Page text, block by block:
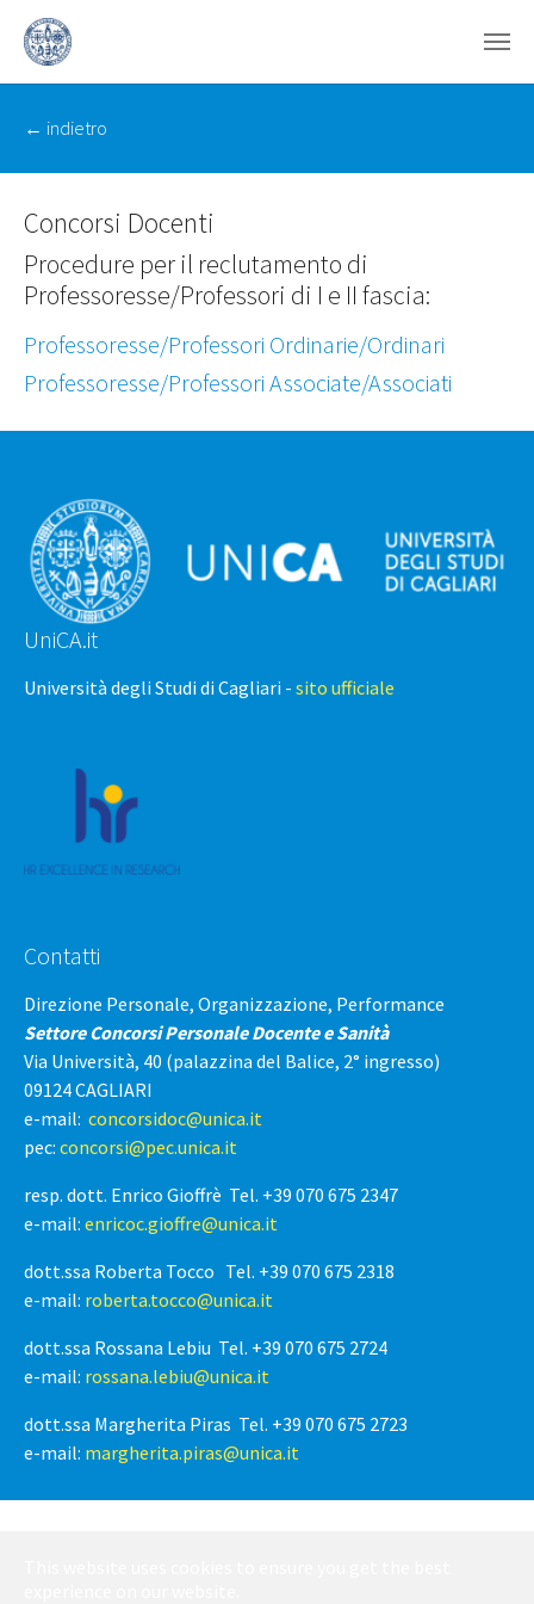
‭← indietro
Concorsi Docenti
Procedure per il reclutamento di
Professoresse/Professori di I e II fascia:
Professoresse/Professori Ordinarie/Ordinari
Professoresse/Professori Associate/Associati
UniCA.it
Università degli Studi di Cagliari - sito ufficiale
Contatti
Direzione Personale, Organizzazione, Performance
Settore Concorsi Personale Docente e Sanità
Via Università, 40 (palazzina del Balice, 2° ingresso)
09124 CAGLIARI
e-mail: concorsidoc@unica.it
pec: concorsi@pec.unica.it
resp. dott. Enrico Gioffrè Tel. +39 070 675 2347
e-mail: enricoc.gioffre@unica.it
dott.ssa Roberta Tocco Tel. +39 070 675 2318
e-mail: roberta.tocco@unica.it
dott.ssa Rossana Lebiu Tel. +39 070 675 2724
e-mail: rossana.lebiu@unica.it
dott.ssa Margherita Piras Tel. +39 070 675 2723
e-mail: margherita.piras@unica.it